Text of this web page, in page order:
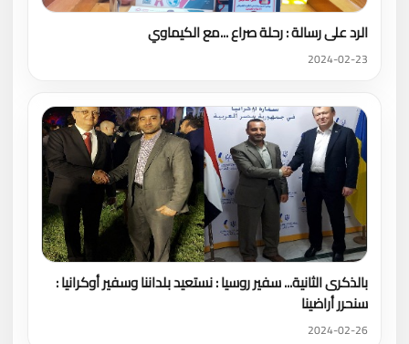
الرد على رسالة : رحلة صراع ...مع الكيماوي
2024-02-23
بالذكرى الثانية... سفير روسيا : نستعيد بلداننا وسفير أوكرانيا :
سنحرر أراضينا
2024-02-26